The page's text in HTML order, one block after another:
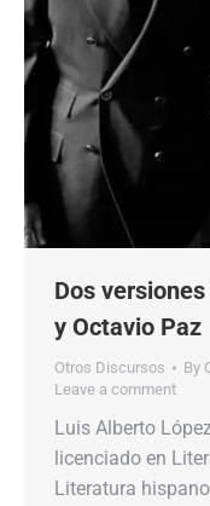
Dos
y Octavio Paz
Otros Discursos By
Leave a comment
Luis Alberto
licenciado en
Literatura